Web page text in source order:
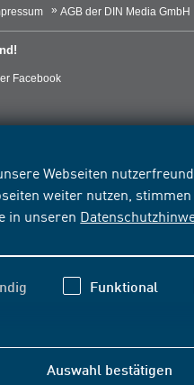
Webseiten
weiter nutzen,
in unseren
Funktional
Auswahl bestätigen
AGB der DIN Media GmbH
Facebook